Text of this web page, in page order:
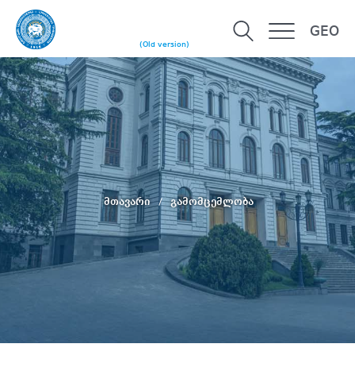
(Old version)
GEO
მთავარი გამომცემლობა